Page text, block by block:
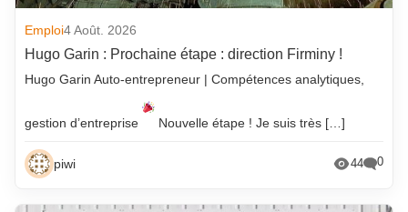
Emploi4 Août. 2026
Hugo Garin : Prochaine étape : direction Firminy !
Hugo Garin Auto-entrepreneur | Compétences analytiques,
gestion d’entreprise Nouvelle étape ! Je suis très […]
piwi 44 0